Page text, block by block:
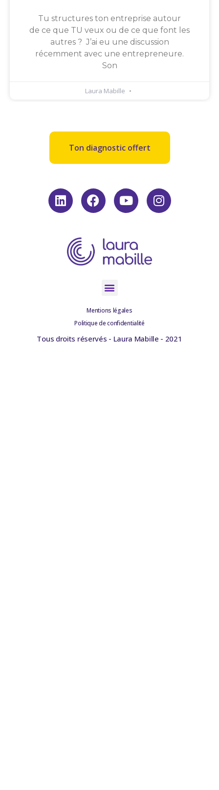
Tu structures ton entreprise autour
de ce que TU veux ou de ce que font les
autres ? J’ai eu une discussion
récemment avec une entrepreneure.
Son
Laura Mabille
Ton diagnostic offert
Mentions légales
Politique de confidentialité
Tous droits réservés - Laura Mabille - 2021